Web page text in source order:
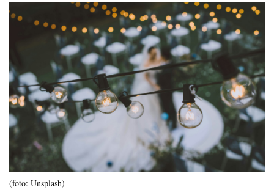
(foto: Unsplash)